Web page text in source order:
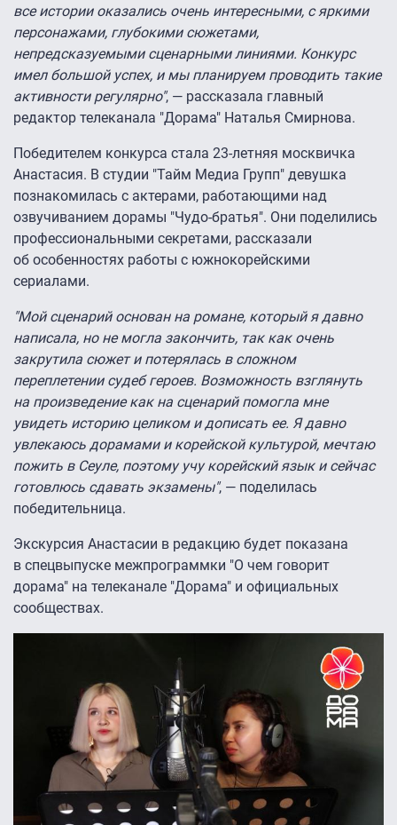
все истории оказались очень интересными, с яркими
персонажами, глубокими сюжетами,
непредсказуемыми сценарными линиями. Конкурс
имел большой успех, и мы планируем проводить такие
активности регулярно", — рассказала главный
редактор телеканала "Дорама" Наталья Смирнова.
Победителем конкурса стала 23-летняя москвичка
Анастасия. В студии "Тайм Медиа Групп" девушка
познакомилась с актерами, работающими над
озвучиванием дорамы "Чудо-братья". Они поделились
профессиональными секретами, рассказали
об особенностях работы с южнокорейскими
сериалами.
"Мой сценарий основан на романе, который я давно
написала, но не могла закончить, так как очень
закрутила сюжет и потерялась в сложном
переплетении судеб героев. Возможность взглянуть
на произведение как на сценарий помогла мне
увидеть историю целиком и дописать ее. Я давно
увлекаюсь дорамами и корейской культурой, мечтаю
пожить в Сеуле, поэтому учу корейский язык и сейчас
готовлюсь сдавать экзамены", — поделилась
победительница.
Экскурсия Анастасии в редакцию будет показана
в спецвыпуске межпрограммки "О чем говорит
дорама" на телеканале "Дорама" и официальных
сообществах.